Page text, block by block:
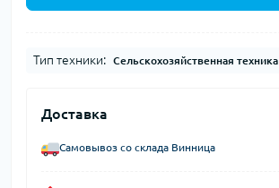
Тип техники: Сельскохозяйственная техника
Доставка
Самовывоз со склада Винница